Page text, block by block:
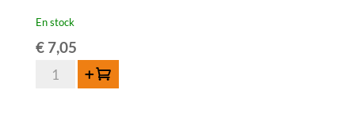
En stock
€7,05
quantité
Ajouter au panier